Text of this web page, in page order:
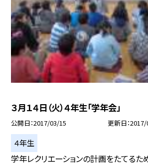
３月１４日（火）４年生「学年会」
公開日 2017/03/15 更新日
４年生
学年レクリエーションの計画をたてるた